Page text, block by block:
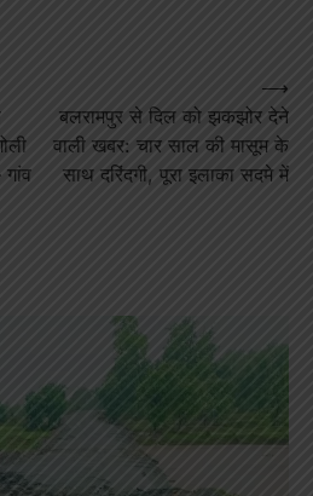
बलरामपुर से दिल को झकझोर देने
वाली खबर: चार साल की मासूम के
साथ दरिंदगी, पूरा इलाका सदमे में
⟶